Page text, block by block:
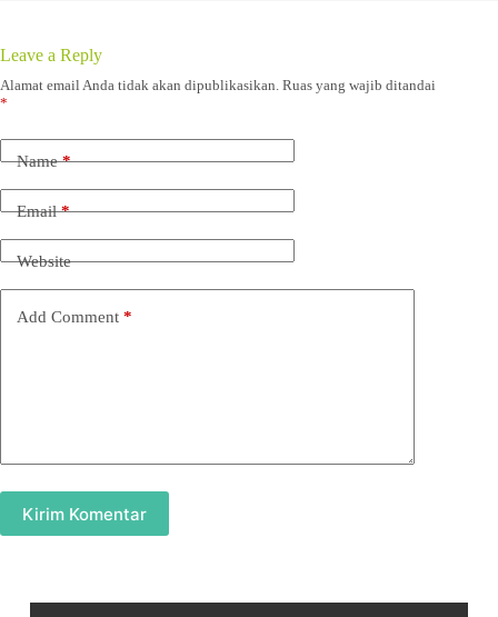
Leave a Reply
Alamat email Anda tidak akan dipublikasikan. Ruas yang wajib ditandai
*
Name*
Email*
Website
Add Comment *
Kirim Komentar